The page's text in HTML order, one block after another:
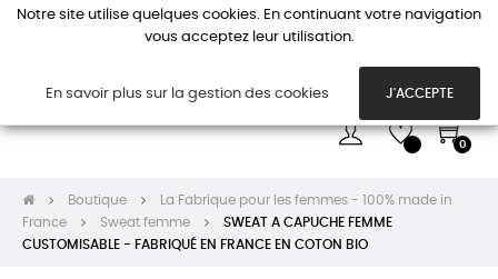
la
0
Boutique
La Fabrique pour les femmes - 100% made in
France
Sweat femme
SWEAT A CAPUCHE FEMME
CUSTOMISABLE - FABRIQUÉ EN FRANCE EN COTON BIO
Notre site utilise quelques cookies. En continuant votre navigation
vous acceptez leur utilisation.
En savoir plus sur la gestion des cookies J'ACCEPTE